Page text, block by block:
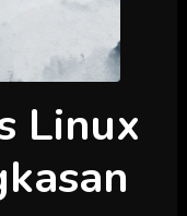
Linux